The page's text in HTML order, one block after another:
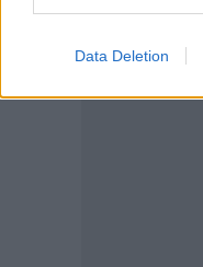
Data Deletion